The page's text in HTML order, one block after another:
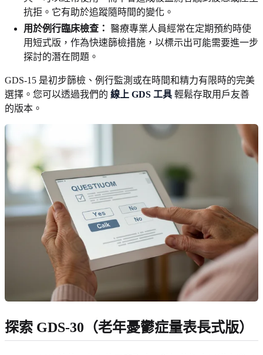
抗拒。它有助於追蹤隨時間的變化。
用於例行臨床檢查： 醫療專業人員經常在定期預約時使
用短式版，作為快速篩檢措施，以標示出可能需要進一步
探討的潛在問題。
GDS-15 是初步篩檢、例行監測或在時間和精力有限時的完美
選擇。您可以透過我們的 線上 GDS 工具 輕鬆存取用戶友善
的版本。
探索 GDS-30（老年憂鬱症量表長式版）